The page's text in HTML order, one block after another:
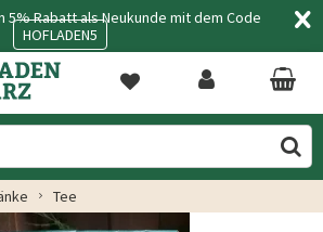
5% Rabatt als Neukunde mit dem Code
HOFLADEN5
Tee